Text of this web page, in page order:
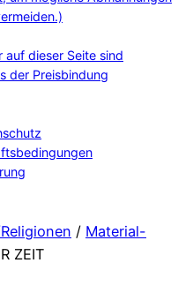
auf dieser Seite sind
der Preisbindung
/ Material-
ZEIT